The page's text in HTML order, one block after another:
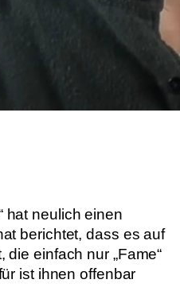
hat neulich einen
berichtet, dass es auf
einfach nur „Fame“
ist ihnen offenbar